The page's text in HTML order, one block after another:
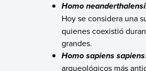
Homo
Hoy se considera una
quienes coexistió
grandes.
Homo sapiens sapiens
arqueológicos más